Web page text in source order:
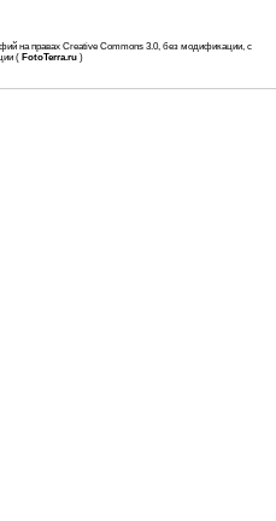
на правах Creative Commons 3.0, без модификации, с
( FotoTerra.ru )